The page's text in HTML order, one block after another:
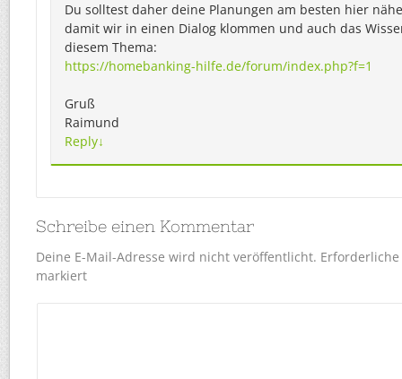
Du solltest daher deine Planungen am besten hier
damit wir in einen Dialog klommen und auch das
diesem Thema:
https://homebanking-hilfe.de/forum/index.php?f=1
Gruß
Raimund
Reply↓
Schreibe einen Kommentar
Deine E-Mail-Adresse wird nicht veröffentlicht.
markiert